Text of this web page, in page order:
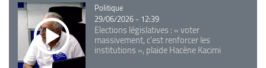
Catégorie
Politique
29/06/2026 - 12:39
Elections législatives : « voter
massivement, c'est renforcer les
institutions », plaide Hacène Kacimi